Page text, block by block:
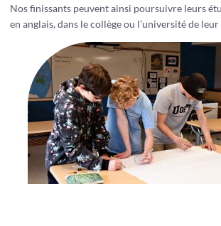
Nos finissants peuvent ainsi poursuivre leurs
en anglais, dans le collège ou l’université de